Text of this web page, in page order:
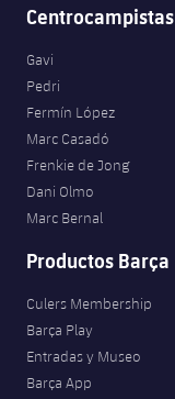
Centrocampistas
Gavi
Pedri
Fermín López
Marc Casadó
Frenkie de Jong
Dani Olmo
Marc Bernal
Productos Barça
Culers Membership
Barça Play
Entradas y Museo
Barça App